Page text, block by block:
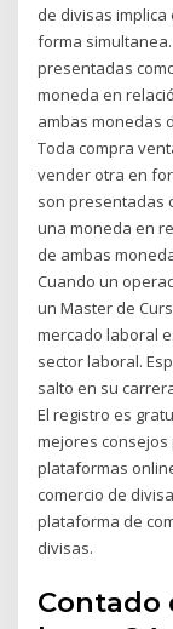
de divisas
forma
presentadas
moneda en
ambas monedas
Toda compra
vender otra en
son presentadas
una moneda en
de ambas
Cuando un
un Master de
mercado laboral
sector laboral.
salto en su
El registro es
mejores consejos
plataformas
comercio de
plataforma de
divisas.
Contado